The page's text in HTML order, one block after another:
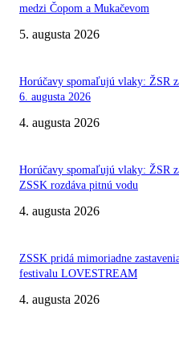
medzi Čopom a Mukačevom
5. augusta 2026
Horúčavy spomaľujú vlaky: ŽSR
6. augusta 2026
4. augusta 2026
Horúčavy spomaľujú vlaky: ŽSR
ZSSK rozdáva pitnú vodu
4. augusta 2026
ZSSK pridá mimoriadne
festivalu LOVESTREAM
4. augusta 2026